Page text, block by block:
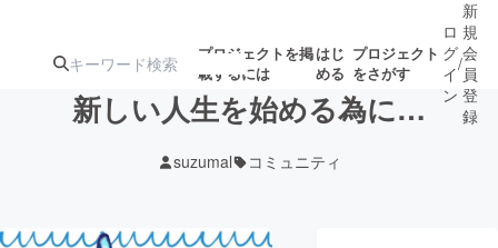
プロジェクトを掲
載するには
はじ
める
プロジェクト
をさがす
ロ
グ
イ
ン
/
新
規
会
員
登
録
新しい人生を始める為に…
suzumal コミュニティ